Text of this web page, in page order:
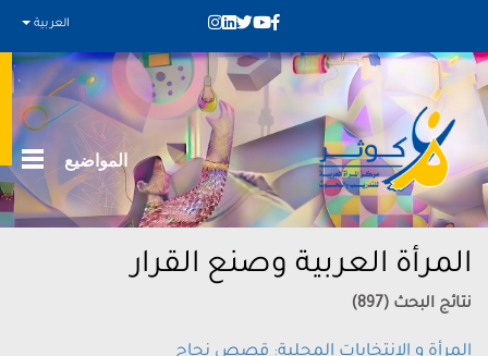
العربية
المواضيع
المرأة العربية وصنع القرار
نتائج البحث (897)
المرأة و الإنتخابات المحلية: قصص نجاح